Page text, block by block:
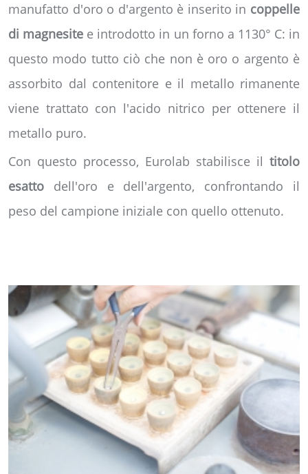
manufatto d'oro o d'argento è inserito in coppelle
di magnesite e introdotto in un forno a 1130° C: in
questo modo tutto ciò che non è oro o argento è
assorbito dal contenitore e il metallo rimanente
viene trattato con l'acido nitrico per ottenere il
metallo puro.
Con questo processo, Eurolab stabilisce il titolo
esatto dell'oro e dell'argento, confrontando il
peso del campione iniziale con quello ottenuto.